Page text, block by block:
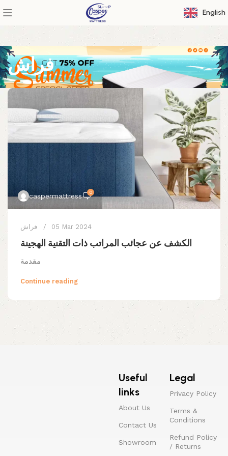
English
فراش
caspermattress 0
فراش 05 Mar 2024
الكشف عن عجائب المراتب ذات التقنية الهجينة
مقدمة
Continue reading
Useful
links
About Us
Contact Us
Showroom
Legal
Privacy Policy
Terms &
Conditions
Refund Policy
/ Returns